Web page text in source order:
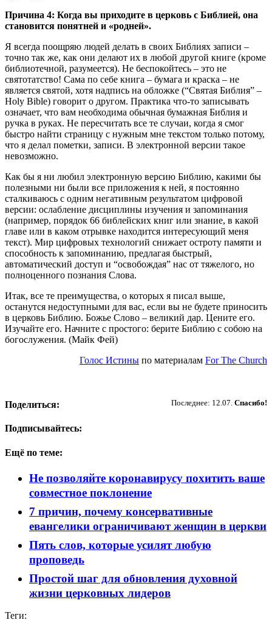
Причина 4: Когда вы приходите в церковь с Библией, она
становится понятней и «родней».
Я всегда поощряю людей делать в своих Библиях записи –
точно так же, как они делают их в любой другой книге (кроме
библиотечной, разумеется). Не беспокойтесь – это не
святотатство! Сама по себе книга – бумага и краска – не
является святой, хотя надпись на обложке (“Святая Библия” –
Holy Bible) говорит о другом. Практика что-то записывать
означает, что вам необходима обычная бумажная Библия и
ручка в руках. Не пересчитать все те случаи, когда я смог
быстро найти страницу с нужным мне текстом только потому,
что я делал пометки, записи. В электронной версии такое
невозможно.
Как бы я ни любил электронную версию Библию, какими бы
полезными ни были все приложения к ней, я постоянно
сталкиваюсь с одним негативным результатом цифровой
версии: ослабление дисциплины изучения и запоминания
(например, порядок 66 библейских книг или знание, в какой
главе или в каком отрывке находится интересующий меня
текст). Мир цифровых технологий снижает остроту памяти и
способность к запоминанию, предлагая быстрый,
автоматический доступ и “освобождая” нас от тяжелого, но
полноценного познания Слова.
Итак, все те преимущества, о которых я писал выше,
останутся недоступными для вас, если вы не будете приносить
в церковь Библию. Божье Слово – великий дар. Цените его.
Изучайте его. Начните с простого: берите Библию с собою на
богослужения. (Майк Фей)
Голос Истины по материалам For The Church
Последнее: 12.07. Спасибо!
Поделиться:
Подписывайтесь:
Ещё по теме:
Не позволяйте коронавирусу похитить ваше
совместное поклонение
7 причин, почему консервативные
евангелики ограничивают женщин в церкви
Пять слов, которые усилят любую
проповедь
Простой шаг для обновления духовной
жизни церковных лидеров
Теги: